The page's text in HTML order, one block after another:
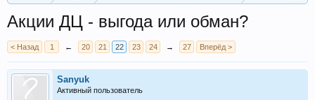
Акции ДЦ - выгода или обман?
< Назад 1 ← 20 21 22 23 24 → 27 Вперёд >
Sanyuk
Активный пользователь